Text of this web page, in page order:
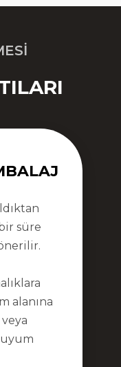
süre
alanına